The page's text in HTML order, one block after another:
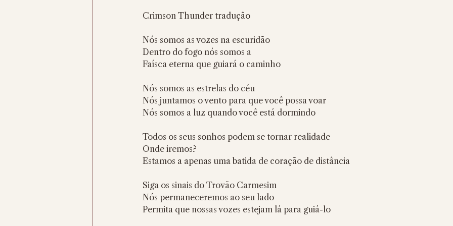
Crimson Thunder tradução
Nós somos as vozes na escuridão
Dentro do fogo nós somos a
Faísca eterna que guiará o caminho
Nós somos as estrelas do céu
Nós juntamos o vento para que você possa voar
Nós somos a luz quando você está dormindo
Todos os seus sonhos podem se tornar realidade
Onde iremos?
Estamos a apenas uma batida de coração de distância
Siga os sinais do Trovão Carmesim
Nós permaneceremos ao seu lado
Permita que nossas vozes estejam lá para guiá-lo